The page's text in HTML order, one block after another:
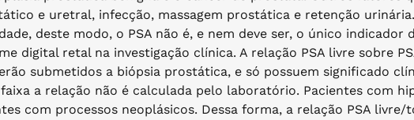
e uretral, infecção, massagem prostática e retenção
deste modo, o PSA não é, e nem deve ser, o único indicador
digital retal na investigação clínica. A relação PSA livre sobre
submetidos a biópsia prostática, e só possuem significado
a relação não é calculada pelo laboratório. Pacientes com
com processos neoplásicos. Dessa forma, a relação PSA